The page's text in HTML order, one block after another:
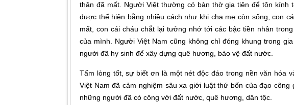
thân đã mất. Người Việt thường có bàn thờ gia tiên để tôn
được thể hiện bằng nhiều cách như khi cha mẹ còn sống, con
mất, con cái cháu chắt lại tưởng nhớ tới các bậc tiền nhân
của mình. Người Việt Nam cũng không chỉ đóng khung trong
người đã hy sinh để xây dựng quê hương, bảo vệ đất nước.
Tấm lòng tốt, sự biết ơn là một nét độc đáo trong nền văn hóa
Việt Nam đã cảm nghiệm sâu xa giới luật thứ bốn của đạo
những người đã có công với đất nước, quê hương, dân tộc.